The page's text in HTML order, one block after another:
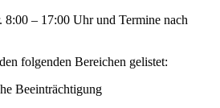
8:00 – 17:00 Uhr und Termine nach
folgenden Bereichen gelistet:
Beeinträchtigung